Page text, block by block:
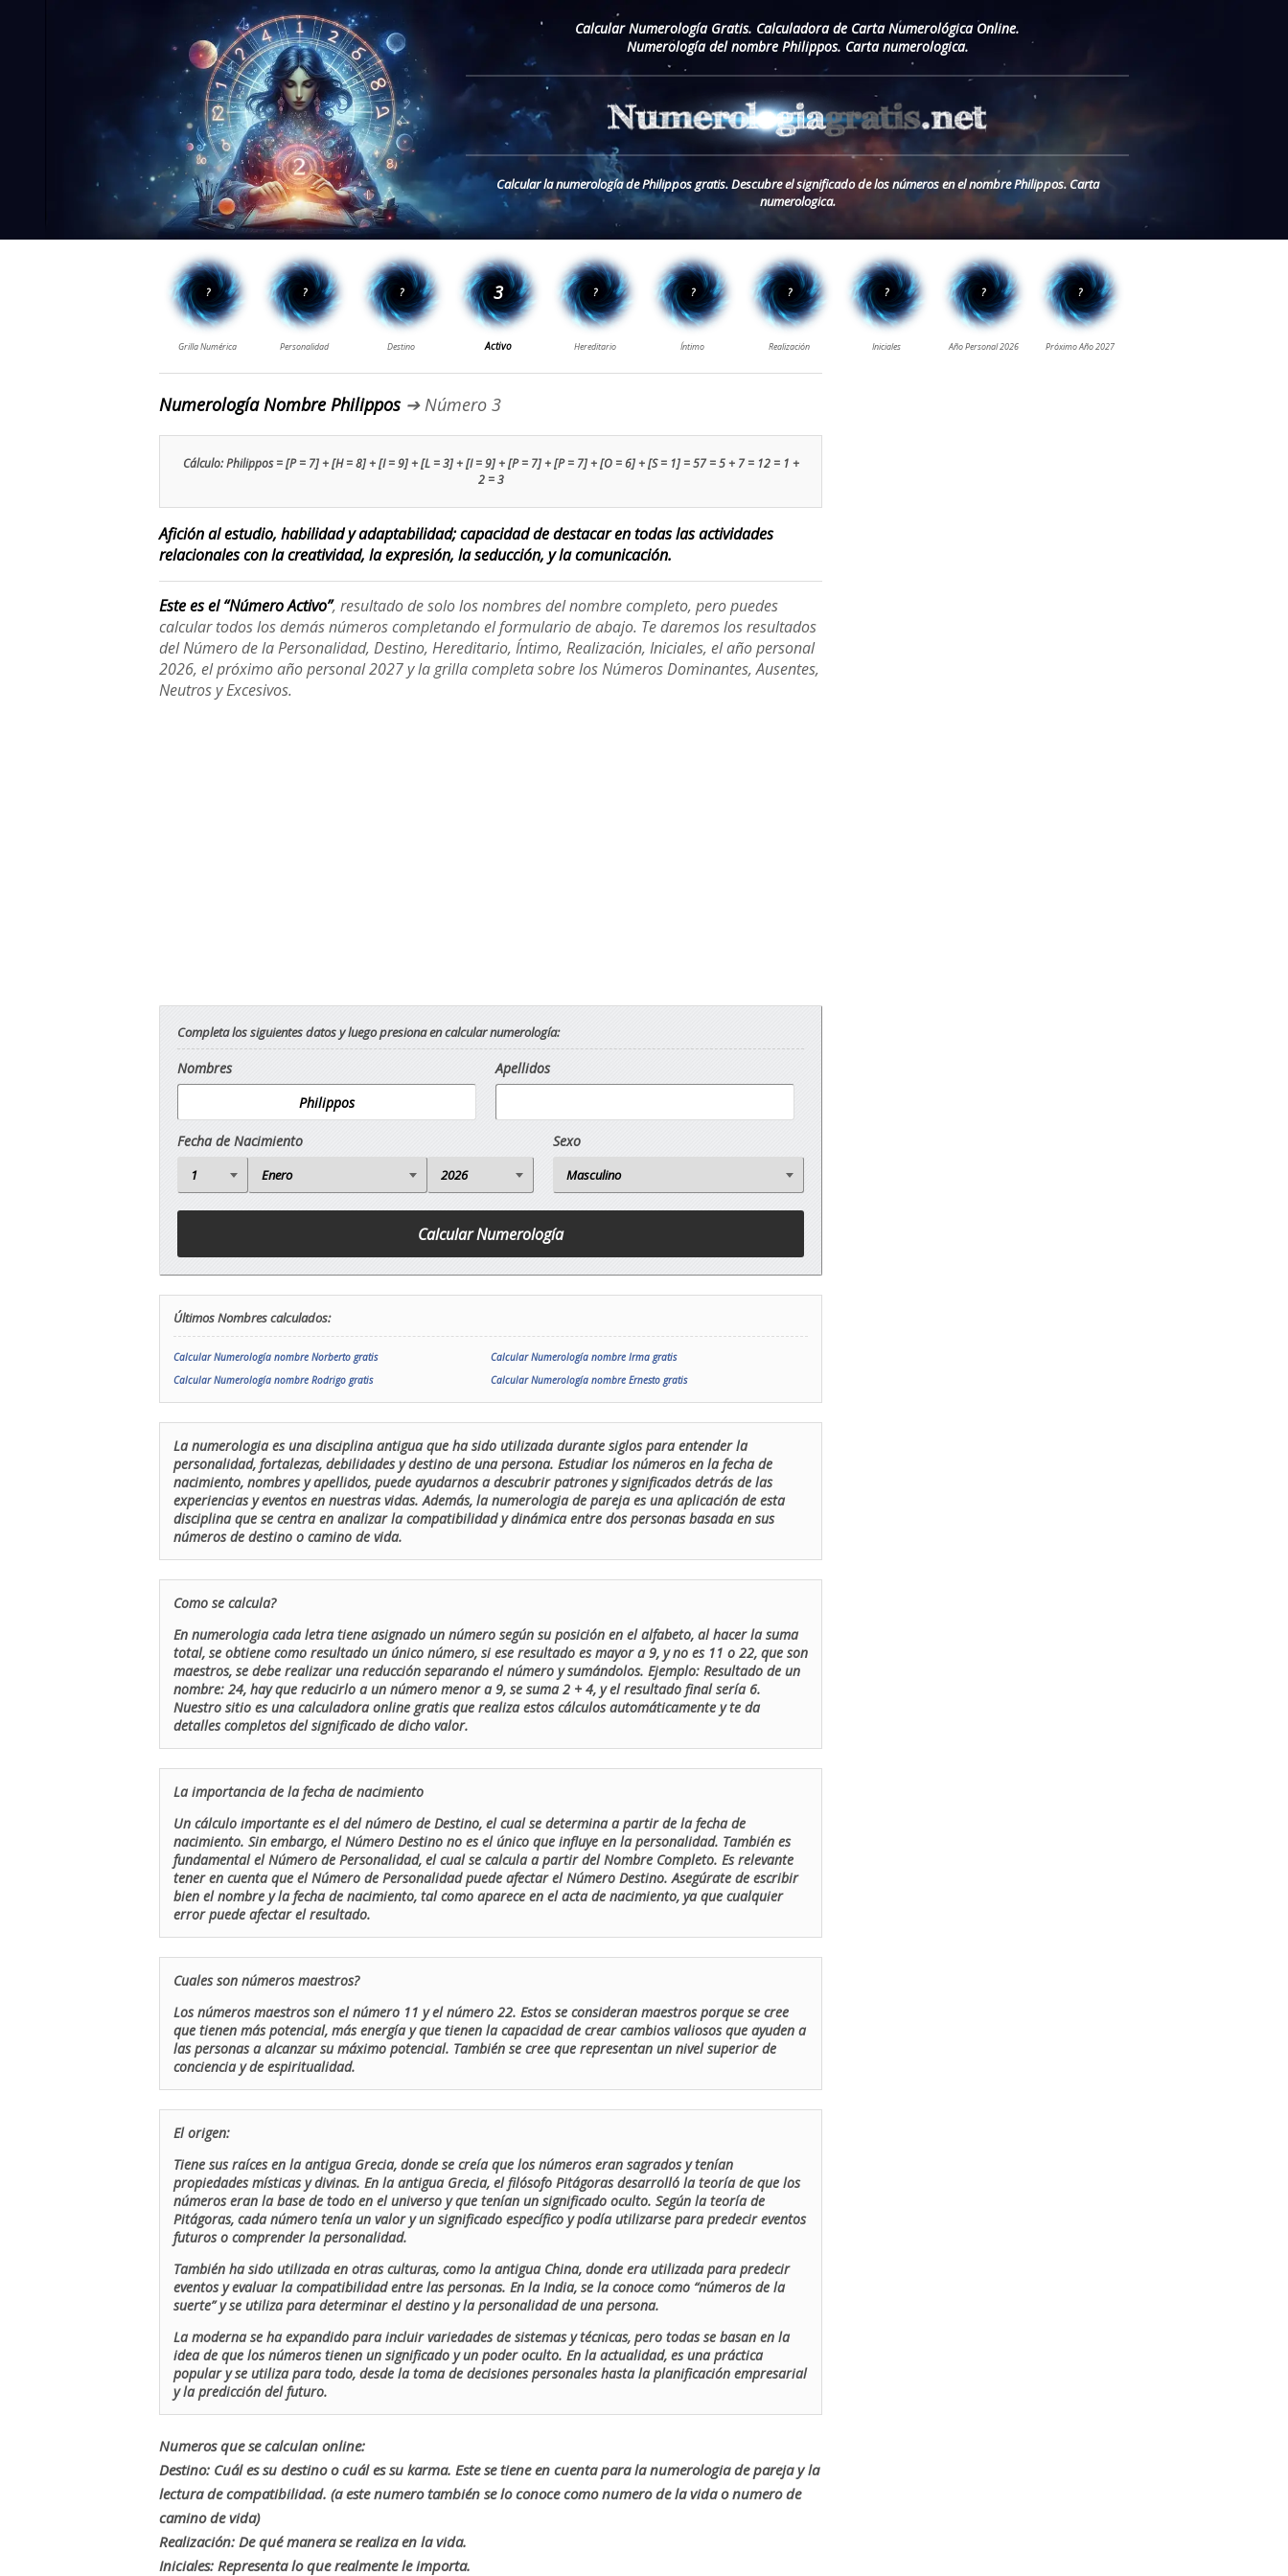
Calcular Numerología Gratis. Calculadora de Carta Numerológica Online.
Numerología del nombre Philippos. Carta numerologica.
Calcular la numerología de Philippos gratis. Descubre el significado de los números en el nombre Philippos. Carta
numerologica.
Numerología Nombre Philippos ➔ Número 3
Cálculo: Philippos = [P = 7] + [H = 8] + [I = 9] + [L = 3] + [I = 9] + [P = 7] + [P = 7] + [O = 6] + [S = 1] = 57 = 5 + 7 = 12 = 1 +
2 = 3
Afición al estudio, habilidad y adaptabilidad; capacidad de destacar en todas las actividades
relacionales con la creatividad, la expresión, la seducción, y la comunicación.
Este es el “Número Activo”, resultado de solo los nombres del nombre completo, pero puedes
calcular todos los demás números completando el formulario de abajo. Te daremos los resultados
del Número de la Personalidad, Destino, Hereditario, Íntimo, Realización, Iniciales, el año personal
2026, el próximo año personal 2027 y la grilla completa sobre los Números Dominantes, Ausentes,
Neutros y Excesivos.
Completa los siguientes datos y luego presiona en calcular numerología:
Nombres Apellidos
Fecha de Nacimiento Sexo
Últimos Nombres calculados:
Calcular Numerología nombre Norberto gratis
Calcular Numerología nombre Irma gratis
Calcular Numerología nombre Rodrigo gratis
Calcular Numerología nombre Ernesto gratis
La numerologia es una disciplina antigua que ha sido utilizada durante siglos para entender la
personalidad, fortalezas, debilidades y destino de una persona. Estudiar los números en la fecha de
nacimiento, nombres y apellidos, puede ayudarnos a descubrir patrones y significados detrás de las
experiencias y eventos en nuestras vidas. Además, la numerologia de pareja es una aplicación de esta
disciplina que se centra en analizar la compatibilidad y dinámica entre dos personas basada en sus
números de destino o camino de vida.
Como se calcula?
En numerologia cada letra tiene asignado un número según su posición en el alfabeto, al hacer la suma
total, se obtiene como resultado un único número, si ese resultado es mayor a 9, y no es 11 o 22, que son
maestros, se debe realizar una reducción separando el número y sumándolos. Ejemplo: Resultado de un
nombre: 24, hay que reducirlo a un número menor a 9, se suma 2 + 4, y el resultado final sería 6.
Nuestro sitio es una calculadora online gratis que realiza estos cálculos automáticamente y te da
detalles completos del significado de dicho valor.
La importancia de la fecha de nacimiento
Un cálculo importante es el del número de Destino, el cual se determina a partir de la fecha de
nacimiento. Sin embargo, el Número Destino no es el único que influye en la personalidad. También es
fundamental el Número de Personalidad, el cual se calcula a partir del Nombre Completo. Es relevante
tener en cuenta que el Número de Personalidad puede afectar el Número Destino. Asegúrate de escribir
bien el nombre y la fecha de nacimiento, tal como aparece en el acta de nacimiento, ya que cualquier
error puede afectar el resultado.
Cuales son números maestros?
Los números maestros son el número 11 y el número 22. Estos se consideran maestros porque se cree
que tienen más potencial, más energía y que tienen la capacidad de crear cambios valiosos que ayuden a
las personas a alcanzar su máximo potencial. También se cree que representan un nivel superior de
conciencia y de espiritualidad.
El origen:
Tiene sus raíces en la antigua Grecia, donde se creía que los números eran sagrados y tenían
propiedades místicas y divinas. En la antigua Grecia, el filósofo Pitágoras desarrolló la teoría de que los
números eran la base de todo en el universo y que tenían un significado oculto. Según la teoría de
Pitágoras, cada número tenía un valor y un significado específico y podía utilizarse para predecir eventos
futuros o comprender la personalidad.
También ha sido utilizada en otras culturas, como la antigua China, donde era utilizada para predecir
eventos y evaluar la compatibilidad entre las personas. En la India, se la conoce como “números de la
suerte” y se utiliza para determinar el destino y la personalidad de una persona.
La moderna se ha expandido para incluir variedades de sistemas y técnicas, pero todas se basan en la
idea de que los números tienen un significado y un poder oculto. En la actualidad, es una práctica
popular y se utiliza para todo, desde la toma de decisiones personales hasta la planificación empresarial
y la predicción del futuro.
Numeros que se calculan online:
Destino: Cuál es su destino o cuál es su karma. Este se tiene en cuenta para la numerologia de pareja y la
lectura de compatibilidad. (a este numero también se lo conoce como numero de la vida o numero de
camino de vida)
Realización: De qué manera se realiza en la vida.
Iniciales: Representa lo que realmente le importa.